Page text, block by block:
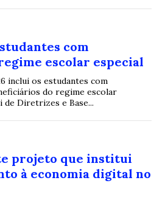
com
escolar especial
inclui os estudantes com
do regime escolar
Diretrizes e Base...
projeto que institui
à economia digital no